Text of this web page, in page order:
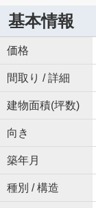
基本情報
価格
間取り / 詳細
建物面積(坪数)
向き
築年月
種別 / 構造